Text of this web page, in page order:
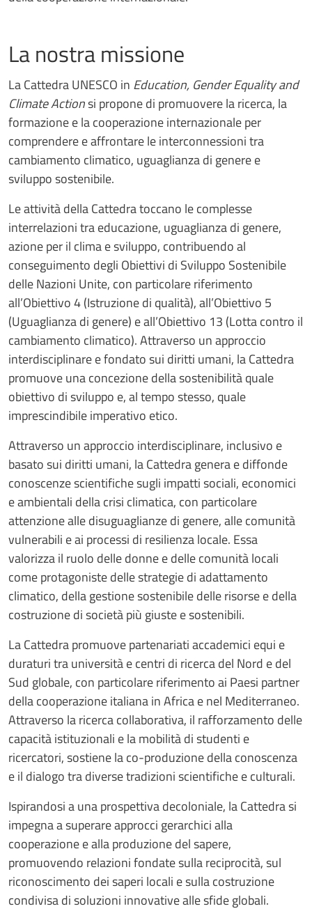
La nostra missione
La Cattedra UNESCO in Education, Gender Equality and
Climate Actionsi propone di promuovere la ricerca, la
formazione e la cooperazione internazionale per
comprendere e affrontare le interconnessioni tra
cambiamento climatico, uguaglianza di genere e
sviluppo sostenibile.
Le attività della Cattedra toccano le complesse
interrelazioni tra educazione, uguaglianza di genere,
azione per il clima e sviluppo, contribuendo al
conseguimento degli Obiettivi di Sviluppo Sostenibile
delle Nazioni Unite, con particolare riferimento
all’Obiettivo 4 (Istruzione di qualità), all’Obiettivo 5
(Uguaglianza di genere) e all’Obiettivo 13 (Lotta contro il
cambiamento climatico). Attraverso un approccio
interdisciplinare e fondato sui diritti umani, la Cattedra
promuove una concezione della sostenibilità quale
obiettivo di sviluppo e, al tempo stesso, quale
imprescindibile imperativo etico.
Attraverso un approccio interdisciplinare, inclusivo e
basato sui diritti umani, la Cattedra genera e diffonde
conoscenze scientifiche sugli impatti sociali, economici
e ambientali della crisi climatica, con particolare
attenzione alle disuguaglianze di genere, alle comunità
vulnerabili e ai processi di resilienza locale. Essa
valorizza il ruolo delle donne e delle comunità locali
come protagoniste delle strategie di adattamento
climatico, della gestione sostenibile delle risorse e della
costruzione di società più giuste e sostenibili.
La Cattedra promuove partenariati accademici equi e
duraturi tra università e centri di ricerca del Nord e del
Sud globale, con particolare riferimento ai Paesi partner
della cooperazione italiana in Africa e nel Mediterraneo.
Attraverso la ricerca collaborativa, il rafforzamento delle
capacità istituzionali e la mobilità di studenti e
ricercatori, sostiene la co-produzione della conoscenza
e il dialogo tra diverse tradizioni scientifiche e culturali.
Ispirandosi a una prospettiva decoloniale, la Cattedra si
impegna a superare approcci gerarchici alla
cooperazione e alla produzione del sapere,
promuovendo relazioni fondate sulla reciprocità, sul
riconoscimento dei saperi locali e sulla costruzione
condivisa di soluzioni innovative alle sfide globali.